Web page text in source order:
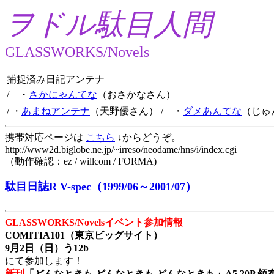
ヲドル駄目人間
GLASSWORKS/Novels
捕捉済み日記アンテナ
/ ・ さかにゃんてな （おさかなさん）
/ ・ あまねアンテナ （天野優さん） / ・ ダメあんてな （じ
携帯対応ページは こちら ↓からどうぞ。
http://www2d.biglobe.ne.jp/~irreso/neodame/hns/i/index.cgi
（動作確認：ez / willcom / FORMA)
駄目日誌R V-spec（1999/06～2001/07）
GLASSWORKS/Novelsイベント参加情報
COMITIA101（東京ビッグサイト）
9月2日（日）う12b
にて参加します！